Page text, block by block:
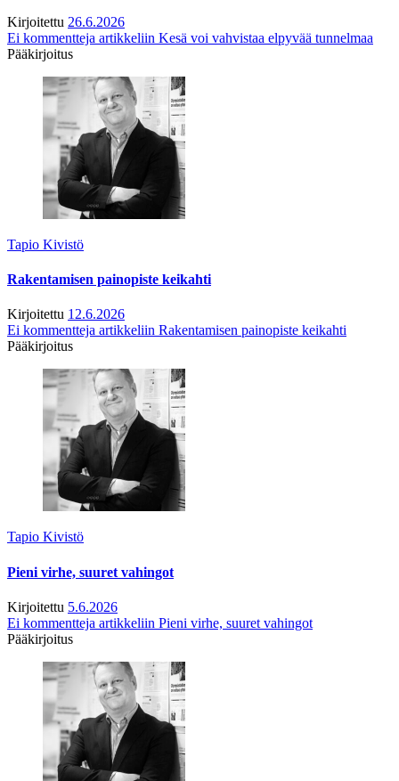
Kirjoitettu 26.6.2026
Ei kommentteja artikkeliin Kesä voi vahvistaa elpyvää tunnelmaa
Pääkirjoitus
Tapio Kivistö
Rakentamisen painopiste keikahti
Kirjoitettu 12.6.2026
Ei kommentteja artikkeliin Rakentamisen painopiste keikahti
Pääkirjoitus
Tapio Kivistö
Pieni virhe, suuret vahingot
Kirjoitettu 5.6.2026
Ei kommentteja artikkeliin Pieni virhe, suuret vahingot
Pääkirjoitus